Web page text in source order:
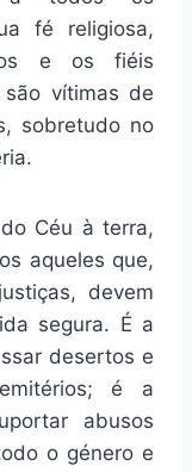
fé religiosa,
e os fiéis
vítimas de
sobretudo no
Céu à terra,
aqueles que,
devem
segura. É a
desertos e
é a
abusos
o género e